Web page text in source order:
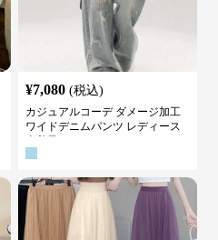
¥7,080 (税込)
カジュアルコーデ ダメージ加工
ワイドデニムパンツ レディース